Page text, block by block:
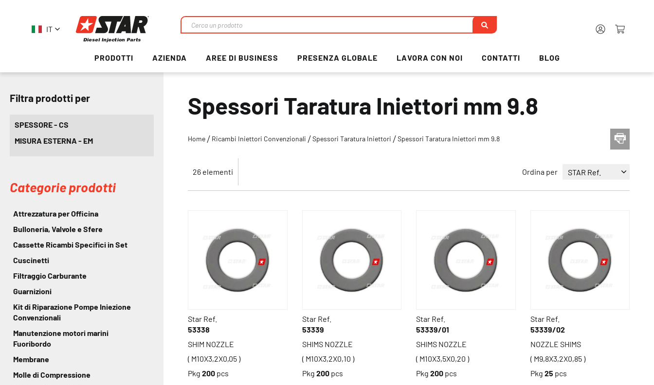
IT
Ricerca
PRODOTTI AZIENDA AREE DI BUSINESS PRESENZA GLOBALE LAVORA CON NOI CONTATTI BLOG
Spessori Taratura Iniettori mm 9.8
Home Ricambi Iniettori Convenzionali Spessori Taratura Iniettori Spessori Taratura Iniettori mm 9.8
26 elementi Ordina per
Star Ref.
53338
SHIM NOZZLE
( M10X3,2X0,05 )
Pkg 200 pcs
Star Ref.
53339
SHIMS NOZZLE
( M10X3,2X0,10 )
Pkg 200 pcs
Star Ref.
53339/01
SHIMS NOZZLE
( M10X3,5X0,20 )
Pkg 200 pcs
Star Ref.
53339/02
NOZZLE SHIMS
( M9,8X3,2X0,85 )
Pkg 25 pcs
Filtra prodotti per
SPESSORE - CS
MISURA ESTERNA - EM
Categorie prodotti
Attrezzatura per Officina
Bulloneria, Valvole e Sfere
Cassette Ricambi Specifici in Set
Cuscinetti
Filtraggio Carburante
Guarnizioni
Kit di Riparazione Pompe Iniezione
Convenzionali
Manutenzione motori marini
Fuoribordo
Membrane
Molle di Compressione